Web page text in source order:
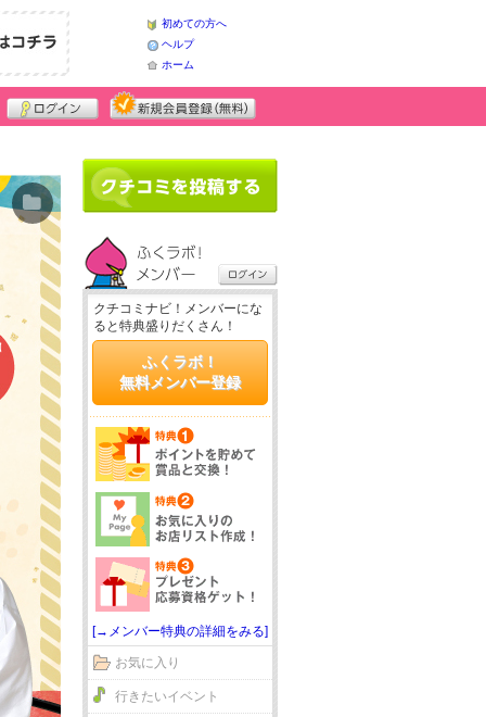
初めての方へ
ヘルプ
ホーム
クチコミナビ！メンバーにな
ると特典盛りだくさん！
ふくラボ！
無料メンバー登録
[→メンバー特典の詳細をみる]
お気に入り
行きたいイベント